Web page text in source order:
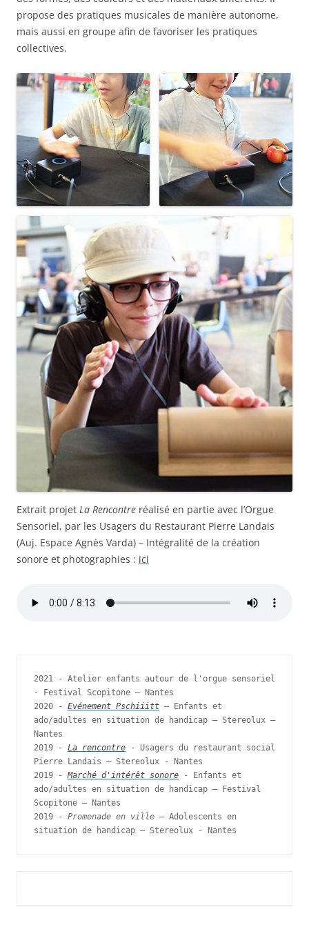
propose des pratiques musicales de manière autonome,
mais aussi en groupe afin de favoriser les pratiques
collectives.
Extrait projet La Rencontre réalisé en partie avec l’Orgue
Sensoriel, par les Usagers du Restaurant Pierre Landais
(Auj. Espace Agnès Varda) – Intégralité de la création
sonore et photographies : ici
2021 - Atelier enfants autour de l'orgue sensoriel
- Festival Scopitone – Nantes
2020 - Evénement Pschiiitt – Enfants et
ado/adultes en situation de handicap – Stereolux –
Nantes
2019 - La rencontre - Usagers du restaurant social
Pierre Landais – Stereolux - Nantes
2019 - Marché d'intérêt sonore - Enfants et
ado/adultes en situation de handicap – Festival
Scopitone – Nantes
2019 - Promenade en ville – Adolescents en
situation de handicap – Stereolux - Nantes